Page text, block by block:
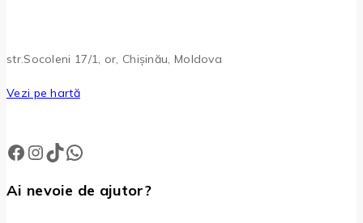
str.Socoleni 17/1, or, Chișinău, Moldova
Vezi pe hartă
Facebook
Instagram
TikTok
WhatsApp
Ai nevoie de ajutor?